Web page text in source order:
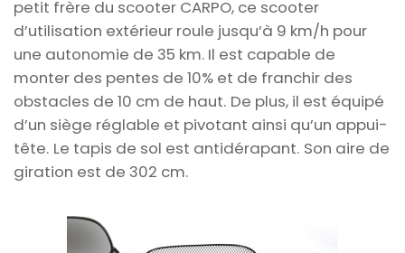
petit frère du scooter CARPO, ce scooter
d’utilisation extérieur roule jusqu’à 9 km/h pour
une autonomie de 35 km. Il est capable de
monter des pentes de 10% et de franchir des
obstacles de 10 cm de haut. De plus, il est équipé
d’un siège réglable et pivotant ainsi qu’un appui-
tête. Le tapis de sol est antidérapant. Son aire de
giration est de 302 cm.